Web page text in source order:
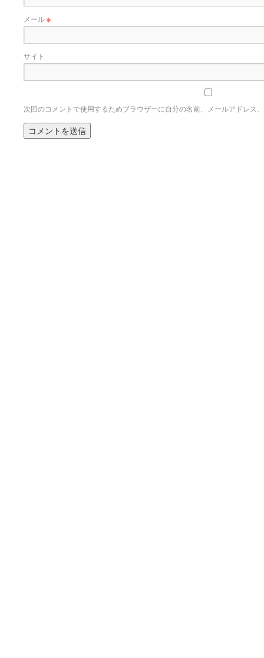
メール※
サイト
次回のコメントで使用するためブラウザーに自分の名前、メールアドレス